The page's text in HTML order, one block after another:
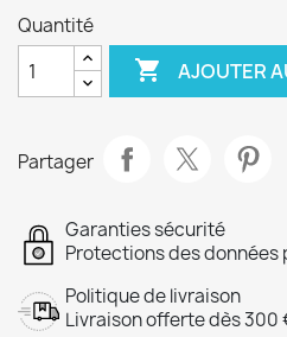
Quantité
 AJOUTER
Partager
Garanties sécurité
Protections des données
Politique de livraison
Livraison offerte dès 300